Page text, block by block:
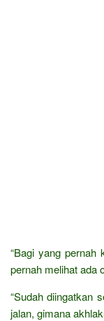
“Bagi yang pernah
pernah melihat ada
“Sudah diingatkan
jalan, gimana